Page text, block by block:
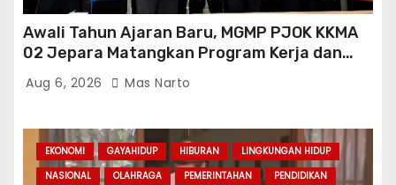
Awali Tahun Ajaran Baru, MGMP PJOK KKMA
02 Jepara Matangkan Program Kerja dan
Asesmen Gasal
Aug 6, 2026 Mas Narto
EKONOMI GAYAHIDUP HIBURAN
LINGKUNGAN HIDUP
NASIONAL
OLAHRAGA PEMERINTAHAN
PENDIDIKAN